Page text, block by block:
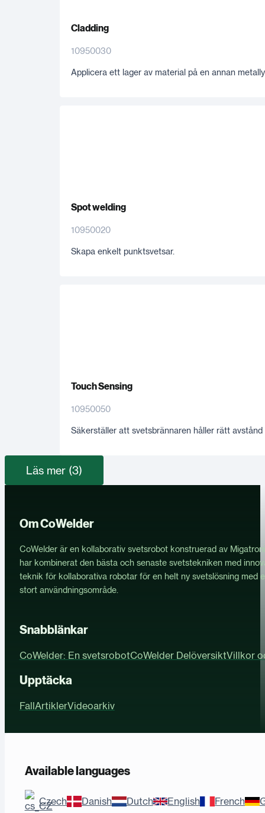
Cladding
10950030
Applicera ett lager av material på en annan
Spot welding
10950020
Skapa enkelt punktsvetsar.
Touch Sensing
10950050
Säkerställer att svetsbrännaren håller rätt
Läs mer (3)
Om CoWelder
CoWelder är en kollaborativ svetsrobot konstruerad av
har kombinerat den bästa och senaste svetstekniken med
teknik för kollaborativa robotar för en helt ny svetslösning med
stort användningsområde.
Snabblänkar
CoWelder: En svetsrobotCoWelder DelöversiktVillkor
Upptäcka
FallArtiklerVideoarkiv
Available languages
Czech Danish Dutch English French